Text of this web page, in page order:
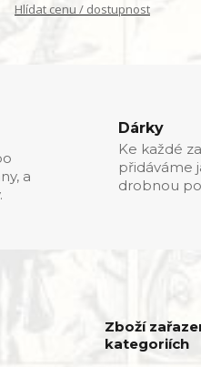
Hlídat cenu / dostupnost
a
Dárky
Ke každé
přidáváme
drobnou
Zboží
kategoriích